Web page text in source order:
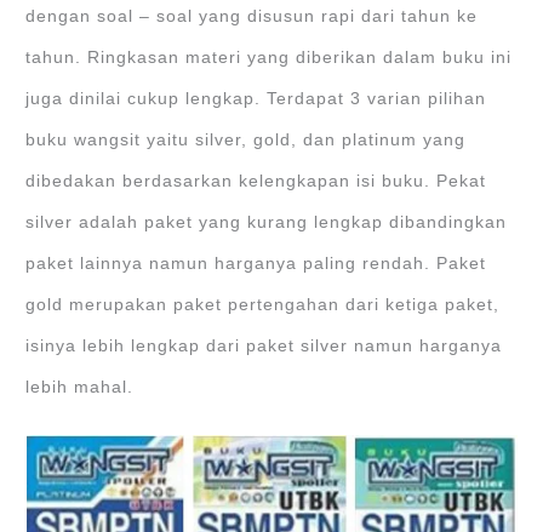
dengan soal – soal yang disusun rapi dari tahun ke
tahun. Ringkasan materi yang diberikan dalam buku ini
juga dinilai cukup lengkap. Terdapat 3 varian pilihan
buku wangsit yaitu silver, gold, dan platinum yang
dibedakan berdasarkan kelengkapan isi buku. Pekat
silver adalah paket yang kurang lengkap dibandingkan
paket lainnya namun harganya paling rendah. Paket
gold merupakan paket pertengahan dari ketiga paket,
isinya lebih lengkap dari paket silver namun harganya
lebih mahal.